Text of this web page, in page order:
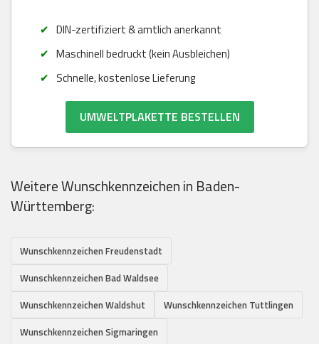
DIN-zertifiziert & amtlich anerkannt
Maschinell bedruckt (kein Ausbleichen)
Schnelle, kostenlose Lieferung
UMWELTPLAKETTE BESTELLEN
Weitere Wunschkennzeichen in Baden-
Württemberg:
Wunschkennzeichen Freudenstadt
Wunschkennzeichen Bad Waldsee
Wunschkennzeichen Waldshut
Wunschkennzeichen Tuttlingen
Wunschkennzeichen Sigmaringen